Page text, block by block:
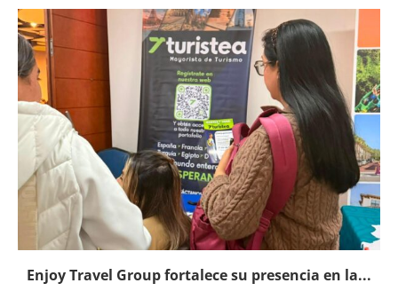
Enjoy Travel Group fortalece su presencia en la...